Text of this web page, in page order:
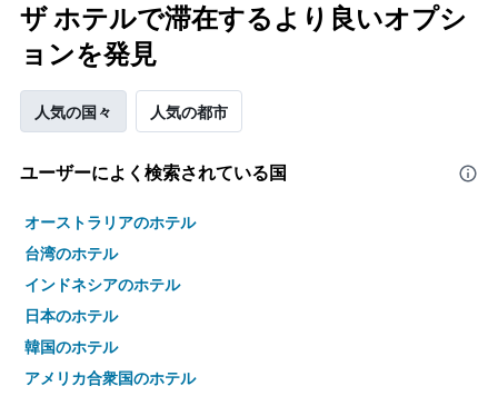
ザ ホテルで滞在するより良いオプシ
ョンを発見
人気の国々 人気の都市
ユーザーによく検索されている国
オーストラリアのホテル
台湾のホテル
インドネシアのホテル
日本のホテル
韓国のホテル
アメリカ合衆国のホテル